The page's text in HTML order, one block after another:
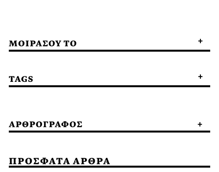
ΜΟΙΡΑΣΟΥ ΤΟ
TAGS
ΑΡΘΡΟΓΡΑΦΟΣ
ΠΡΟΣΦΑΤΑ ΑΡΘΡΑ